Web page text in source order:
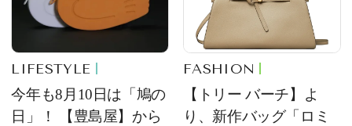
LIFESTYLE
今年も8月10日は「鳩の
日」！ 【豊島屋】から
FASHION
【トリー バーチ】よ
り、新作バッグ「ロミ